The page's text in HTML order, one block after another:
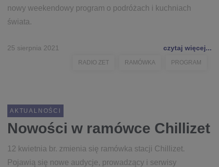
nowy weekendowy program o podróżach i kuchniach
świata.
25 sierpnia 2021 czytaj więcej...
RADIO ZET RAMÓWKA PROGRAM
AKTUALNOŚCI
Nowości w ramówce Chillizet
12 kwietnia br. zmienia się ramówka stacji Chillizet.
Pojawią się nowe audycje, prowadzący i serwisy